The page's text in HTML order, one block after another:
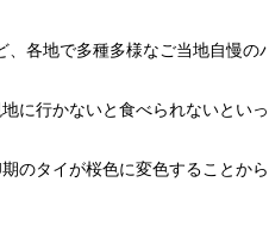
各地で多種多様なご当地自慢
行かないと食べられないとい
タイが桜色に変色することか